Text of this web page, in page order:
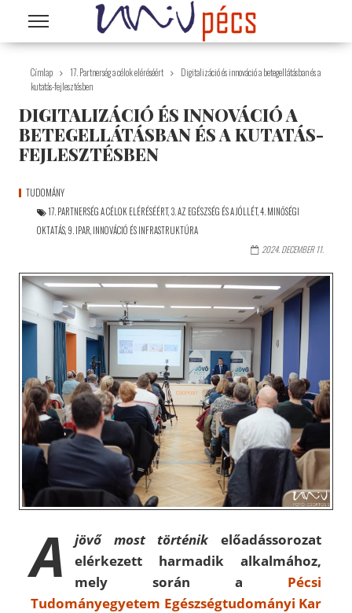
Ugrás a tartalomra
Címlap 17. Partnerség a célok eléréséért
Digitalizáció és innováció a betegellátásban és a
kutatás-fejlesztésben
DIGITALIZÁCIÓ ÉS INNOVÁCIÓ A
BETEGELLÁTÁSBAN ÉS A KUTATÁS-
FEJLESZTÉSBEN
TUDOMÁNY
17. PARTNERSÉG A CÉLOK ELÉRÉSÉÉRT,3. AZ EGÉSZSÉG ÉS A JÓLLÉT,4. MINŐSÉGI
OKTATÁS,9. IPAR, INNOVÁCIÓ ÉS INFRASTRUKTÚRA
2024. DECEMBER 11.
A jövő most történikelőadássorozat
elérkezett harmadik alkalmához,
mely során a
Pécsi
Tudományegyetem Egészségtudományi Kar